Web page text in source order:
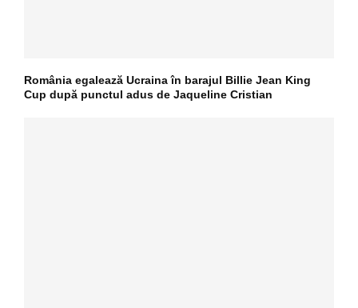
România egalează Ucraina în barajul Billie Jean King
Cup după punctul adus de Jaqueline Cristian